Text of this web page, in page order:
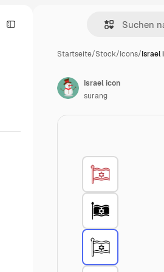
Startseite/Stock/Icons/Israel
Israel icon
surang